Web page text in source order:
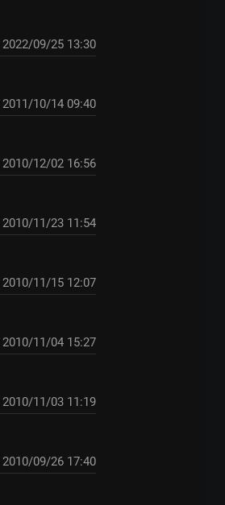
2022/09/25 13:30
2011/10/14 09:40
2010/12/02 16:56
2010/11/23 11:54
2010/11/15 12:07
2010/11/04 15:27
2010/11/03 11:19
2010/09/26 17:40